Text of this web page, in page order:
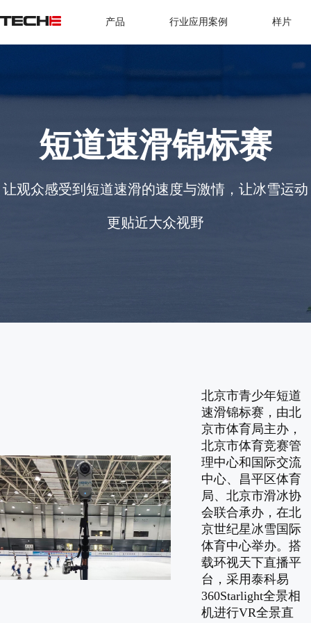
产品 行业应用案例 样片
短道速滑锦标赛
让观众感受到短道速滑的速度与激情，让冰雪运动
更贴近大众视野
北京市青少年短道
速滑锦标赛，由北
京市体育局主办，
北京市体育竞赛管
理中心和国际交流
中心、昌平区体育
局、北京市滑冰协
会联合承办，在北
京世纪星冰雪国际
体育中心举办。搭
载环视天下直播平
台，采用泰科易
360Starlight全景相
机进行VR全景直